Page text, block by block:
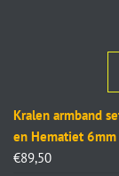
Kralen armband
en Hematiet 6mm
€89,50